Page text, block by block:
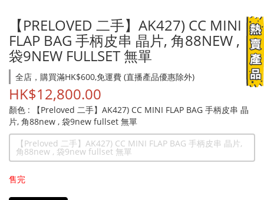
【PRELOVED 二手】AK427) CC MINI
FLAP BAG 手柄皮串 晶片, 角88NEW ,
袋9NEW FULLSET 無單
全店，購買滿HK$600,免運費 (直播產品優惠除外)
HK$12,800.00
顏色 : 【Preloved 二手】AK427) CC MINI FLAP BAG 手柄皮串 晶
片, 角88new , 袋9new fullset 無單
【Preloved 二手】AK427) CC MINI FLAP BAG 手柄皮串 晶片,
角88new , 袋9new fullset 無單
售完